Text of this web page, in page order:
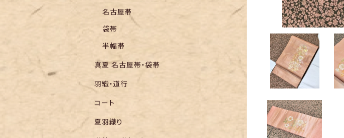
名古屋帯
袋帯
半幅帯
真夏 名古屋帯・袋帯
羽織・道行
コート
夏羽織り